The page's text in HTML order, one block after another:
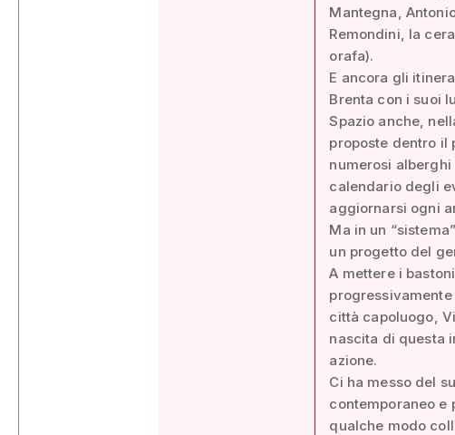
Mantegna,
Remondini, la
orafa).
E ancora gli
Brenta con i suoi
Spazio anche,
proposte dentro il
numerosi
calendario degli
aggiornarsi ogni
Ma in un
un progetto del
A mettere i
città capoluogo,
nascita di questa
azione.
Ci ha messo del
contemporaneo e
qualche modo